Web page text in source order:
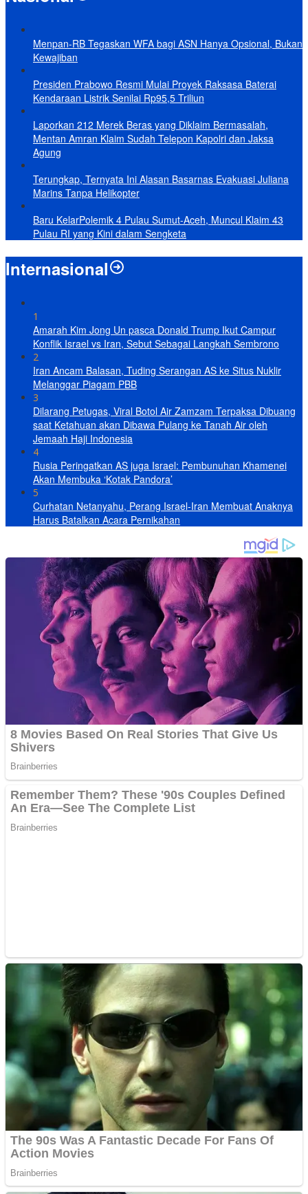
Menpan-RB Tegaskan WFA bagi ASN Hanya Opsional, Bukan
Kewajiban
Presiden Prabowo Resmi Mulai Proyek Raksasa Baterai
Kendaraan Listrik Senilai Rp95,5 Triliun
Laporkan 212 Merek Beras yang Diklaim Bermasalah,
Mentan Amran Klaim Sudah Telepon Kapolri dan Jaksa
Agung
Terungkap, Ternyata Ini Alasan Basarnas Evakuasi Juliana
Marins Tanpa Helikopter
Baru KelarPolemik 4 Pulau Sumut-Aceh, Muncul Klaim 43
Pulau RI yang Kini dalam Sengketa
Internasional
1
Amarah Kim Jong Un pasca Donald Trump Ikut Campur
Konflik Israel vs Iran, Sebut Sebagai Langkah Sembrono
2
Iran Ancam Balasan, Tuding Serangan AS ke Situs Nuklir
Melanggar Piagam PBB
3
Dilarang Petugas, Viral Botol Air Zamzam Terpaksa Dibuang
saat Ketahuan akan Dibawa Pulang ke Tanah Air oleh
Jemaah Haji Indonesia
4
Rusia Peringatkan AS juga Israel: Pembunuhan Khamenei
Akan Membuka ‘Kotak Pandora’
5
Curhatan Netanyahu, Perang Israel-Iran Membuat Anaknya
Harus Batalkan Acara Pernikahan